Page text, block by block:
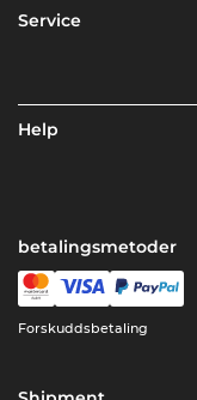
Service
Help
betalingsmetoder
Forskuddsbetaling